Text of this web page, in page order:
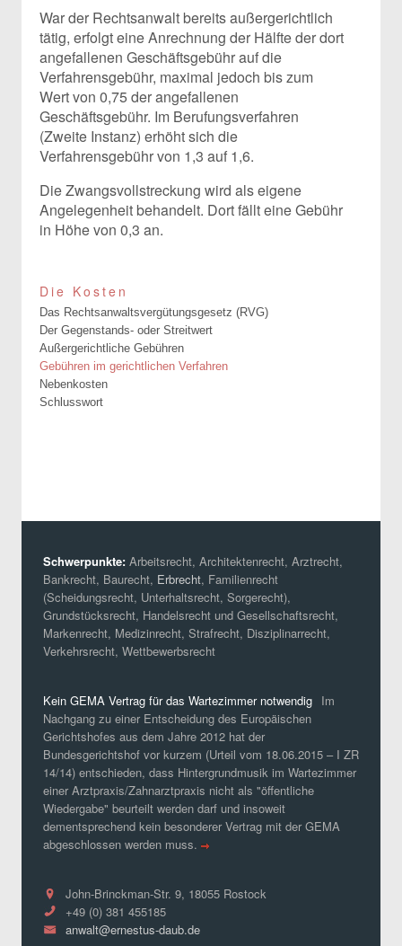
War der Rechtsanwalt bereits außergerichtlich
tätig, erfolgt eine Anrechnung der Hälfte der dort
angefallenen Geschäftsgebühr auf die
Verfahrensgebühr, maximal jedoch bis zum
Wert von 0,75 der angefallenen
Geschäftsgebühr. Im Berufungsverfahren
(Zweite Instanz) erhöht sich die
Verfahrensgebühr von 1,3 auf 1,6.
Die Zwangsvollstreckung wird als eigene
Angelegenheit behandelt. Dort fällt eine Gebühr
in Höhe von 0,3 an.
Die Kosten
Das Rechtsanwaltsvergütungsgesetz (RVG)
Der Gegenstands- oder Streitwert
Außergerichtliche Gebühren
Gebühren im gerichtlichen Verfahren
Nebenkosten
Schlusswort
Schwerpunkte:Arbeitsrecht, Architektenrecht, Arztrecht,
Bankrecht, Baurecht, Erbrecht, Familienrecht
(Scheidungsrecht, Unterhaltsrecht, Sorgerecht),
Grundstücksrecht, Handelsrecht und Gesellschaftsrecht,
Markenrecht, Medizinrecht, Strafrecht, Disziplinarrecht,
Verkehrsrecht, Wettbewerbsrecht
Kein GEMA Vertrag für das Wartezimmer notwendig Im
Nachgang zu einer Entscheidung des Europäischen
Gerichtshofes aus dem Jahre 2012 hat der
Bundesgerichtshof vor kurzem (Urteil vom 18.06.2015 – I ZR
14/14) entschieden, dass Hintergrundmusik im Wartezimmer
einer Arztpraxis/Zahnarztpraxis nicht als "öffentliche
Wiedergabe" beurteilt werden darf und insoweit
dementsprechend kein besonderer Vertrag mit der GEMA
abgeschlossen werden muss.
John-Brinckman-Str. 9, 18055 Rostock
+49 (0) 381 455185
anwalt@ernestus-daub.de